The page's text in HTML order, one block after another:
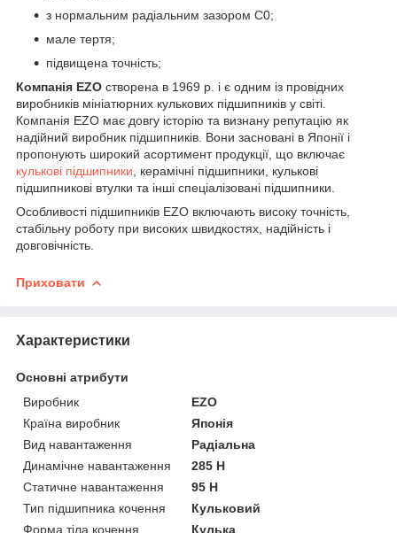
з нормальним радіальним зазором С0;
мале тертя;
підвищена точність;
Компанія EZO створена в 1969 р. і є одним із провідних
виробників мініатюрних кулькових підшипників у світі.
Компанія EZO має довгу історію та визнану репутацію як
надійний виробник підшипників. Вони засновані в Японії і
пропонують широкий асортимент продукції, що включає
кулькові підшипники , керамічні підшипники, кулькові
підшипникові втулки та інші спеціалізовані підшипники.
Особливості підшипників EZO включають високу точність,
стабільну роботу при високих швидкостях, надійність і
довговічність.
Приховати
Характеристики
Основні атрибути
Виробник
EZO
Країна виробник
Японія
Вид навантаження
Радіальна
Динамічне навантаження
285 Н
Статичне навантаження
95 Н
Тип підшипника кочення
Кульковий
Форма тіла кочення
Кулька